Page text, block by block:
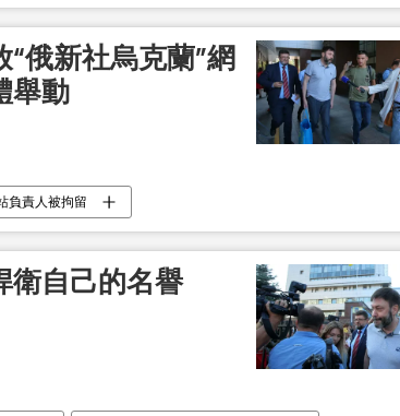
俄新社烏克蘭”網
舉動
負責人被拘留
衛自己的名譽